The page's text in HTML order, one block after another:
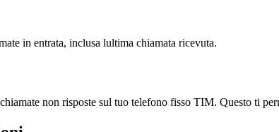
in entrata, inclusa lultima chiamata ricevuta.
non risposte sul tuo telefono fisso TIM. Questo ti